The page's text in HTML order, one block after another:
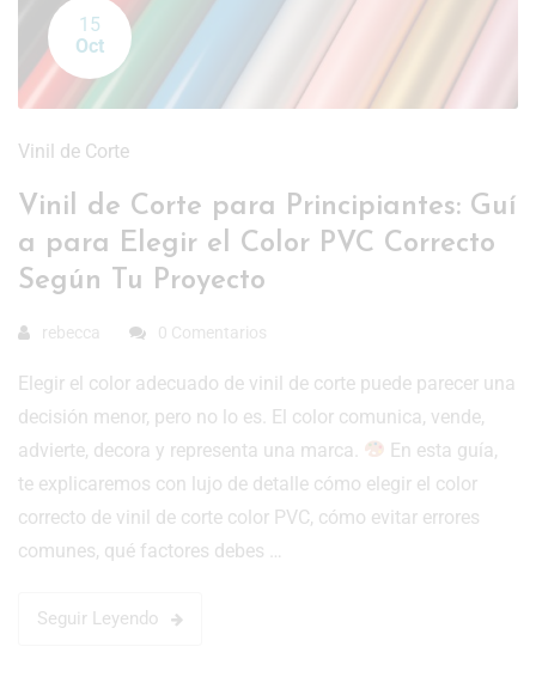
15
Oct
Vinil de Corte
Vinil de Corte para Principiantes: Guí
a para Elegir el Color PVC Correcto
Según Tu Proyecto
rebecca 0 Comentarios
Elegir el color adecuado de vinil de corte puede parecer una
decisión menor, pero no lo es. El color comunica, vende,
advierte, decora y representa una marca.
En esta guía,
te explicaremos con lujo de detalle cómo elegir el color
correcto de vinil de corte color PVC, cómo evitar errores
comunes, qué factores debes …
Seguir Leyendo